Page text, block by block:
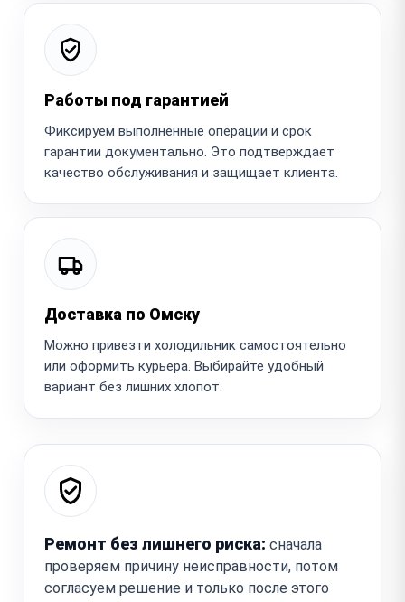
Работы под гарантией
Фиксируем выполненные операции и срок
гарантии документально. Это подтверждает
качество обслуживания и защищает клиента.
Доставка по Омску
Можно привезти холодильник самостоятельно
или оформить курьера. Выбирайте удобный
вариант без лишних хлопот.
Ремонт без лишнего риска: сначала
проверяем причину неисправности, потом
согласуем решение и только после этого